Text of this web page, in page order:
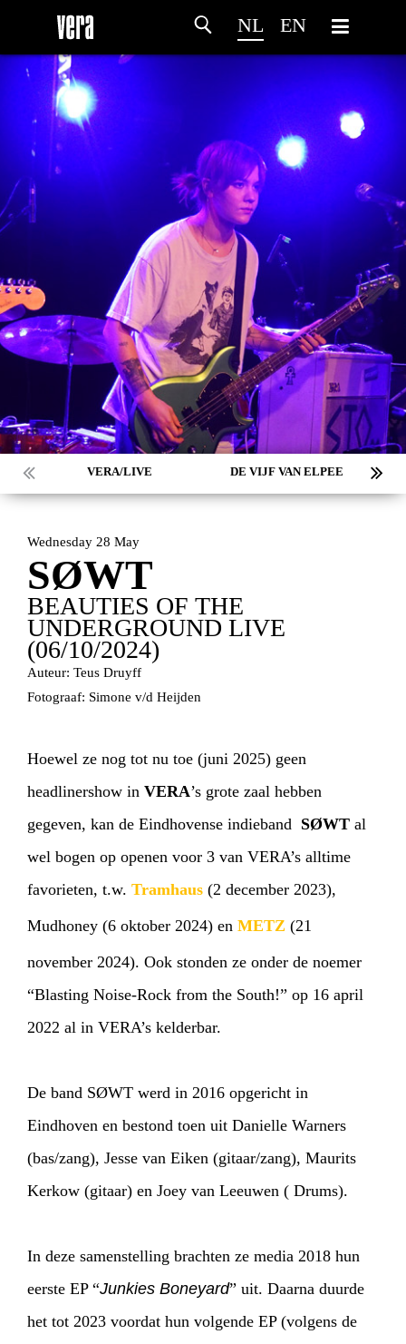
NL EN
VERA/LIVE DE VIJF VAN ELPEE
Wednesday 28 May
SØWT
BEAUTIES OF THE
UNDERGROUND LIVE
(06/10/2024)
Auteur: Teus Druyff
Fotograaf: Simone v/d Heijden
Hoewel ze nog tot nu toe (juni 2025) geen
headlinershow in VERA’s grote zaal hebben
gegeven, kan de Eindhovense indieband SØWT al
wel bogen op openen voor 3 van VERA’s alltime
favorieten, t.w. Tramhaus (2 december 2023),
Mudhoney (6 oktober 2024) en METZ (21
november 2024). Ook stonden ze onder de noemer
“Blasting Noise-Rock from the South!” op 16 april
2022 al in VERA’s kelderbar.
De band SØWT werd in 2016 opgericht in
Eindhoven en bestond toen uit Danielle Warners
(bas/zang), Jesse van Eiken (gitaar/zang), Maurits
Kerkow (gitaar) en Joey van Leeuwen ( Drums).
In deze samenstelling brachten ze media 2018 hun
eerste EP “Junkies Boneyard” uit. Daarna duurde
het tot 2023 voordat hun volgende EP (volgens de